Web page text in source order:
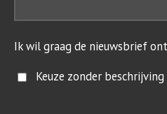
Ik wil graag de nieuwsbrief
Keuze zonder beschrijving